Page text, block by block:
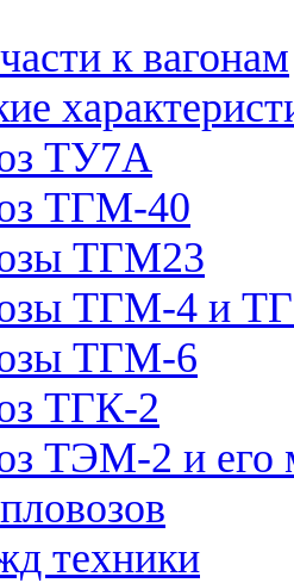
к вагонам
ТУ7А
ТГМ-40
ТГМ23
ТГМ-4 и
ТГМ-6
ТГК-2
ТЭМ-2 и его
техники